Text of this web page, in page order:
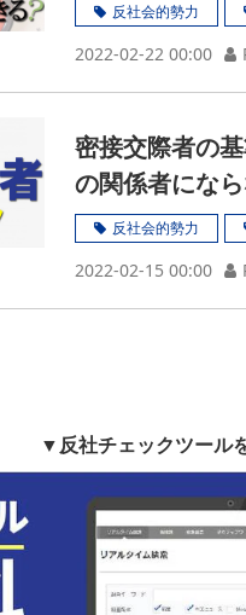
反社会的勢力
2022-02-22 00:00
密接交際者の
の関係者にな
こと反社会的勢力
2022-02-15 00:00
▼反社チェックツール